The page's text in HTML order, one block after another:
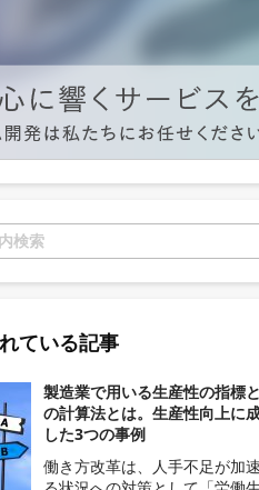
ている記事
製造業で用いる生産性の指標
の計算法とは。生産性向上に
した3つの事例
働き方改革は、人手不足が加